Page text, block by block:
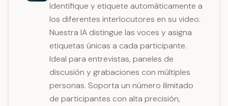
Identifique y etiquete automáticamente a
los diferentes interlocutores en su video.
Nuestra IA distingue las voces y asigna
etiquetas únicas a cada participante.
Ideal para entrevistas, paneles de
discusión y grabaciones con múltiples
personas. Soporta un número ilimitado
de participantes con alta precisión,